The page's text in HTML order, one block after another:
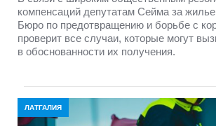
компенсаций депутатам Сейма за жилье
Бюро по предотвращению и борьбе с
проверит все случаи, которые могут
в обоснованности их получения.
ЛАТГАЛИЯ